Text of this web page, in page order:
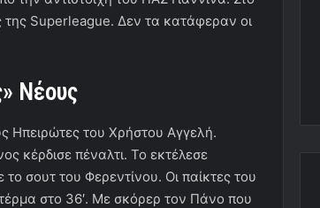
της Superleague. Δεν τα κατάφεραν οι
Νέους
Ηπειρώτες του Χρήστου Αγγελή.
κέρδισε πέναλτι. Το εκτέλεσε
σουτ του Φερεντίνου. Οι παίκτες του
στο 36′. Με σκόρερ τον Πάνο που